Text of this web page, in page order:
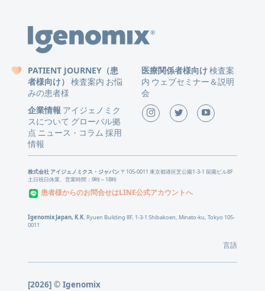
PATIENT JOURNEY（患
者様向け） 検査案内 お悩
みの患者様
医療関係者様向け検査案
内 ウェブセミナー＆説明
会
企業情報 アイジェノミク
スについて グローバル拠
点 ニュース ・ コラム 採用
情報
株式会社 アイジェノミクス・ジャパン〒105-0011 東京都港区芝公園1-3-1 留園ビル8F
土日祝日休業、営業時間：9時～18時
患者様からのお問合せはLINE公式アカウントへ
Igenomix Japan, K.K. Ryuen Building 8F, 1-3-1 Shibakoen, Minato-ku, Tokyo 105-
0011
言語
[2026] © Igenomix